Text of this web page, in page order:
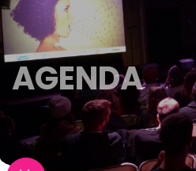
AGENDA